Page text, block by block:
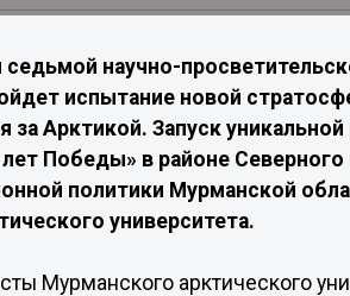
седьмой научно-
испытание новой
Арктикой. Запуск уникальной
Победы» в районе
политики Мурманской
университета.
Мурманского арктического